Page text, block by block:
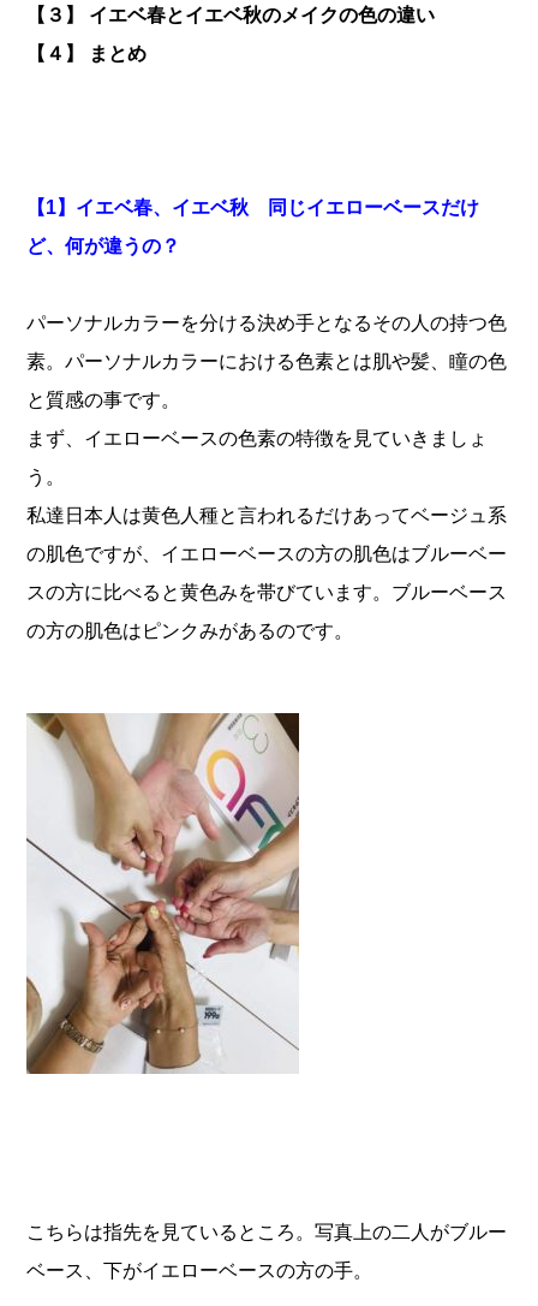
【３】 イエベ春とイエベ秋のメイクの色の違い
【４】 まとめ
【1】イエベ春、イエベ秋 同じイエローベースだけ
ど、何が違うの？
パーソナルカラーを分ける決め手となるその人の持つ色
素。パーソナルカラーにおける色素とは肌や髪、瞳の色
と質感の事です。
まず、イエローベースの色素の特徴を見ていきましょ
う。
私達日本人は黄色人種と言われるだけあってベージュ系
の肌色ですが、イエローベースの方の肌色はブルーベー
スの方に比べると黄色みを帯びています。ブルーベース
の方の肌色はピンクみがあるのです。
こちらは指先を見ているところ。写真上の二人がブルー
ベース、下がイエローベースの方の手。